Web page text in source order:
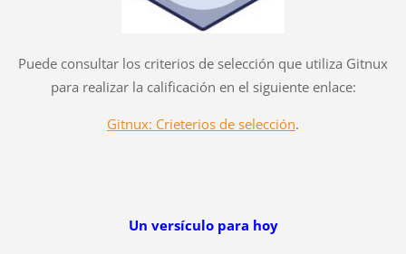
Puede consultar los criterios de selección que utiliza Gitnux
para realizar la calificación en el siguiente enlace:
Gitnux: Crieterios de selección.
Un versículo para hoy